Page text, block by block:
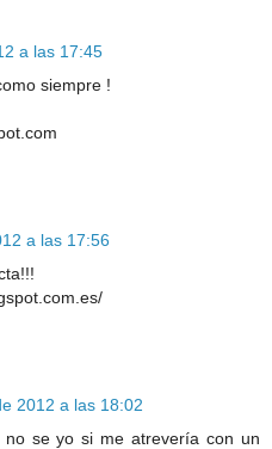
a las 17:45
siempre !
a las 17:56
2012 a las 18:02
no se yo si me atrevería con un